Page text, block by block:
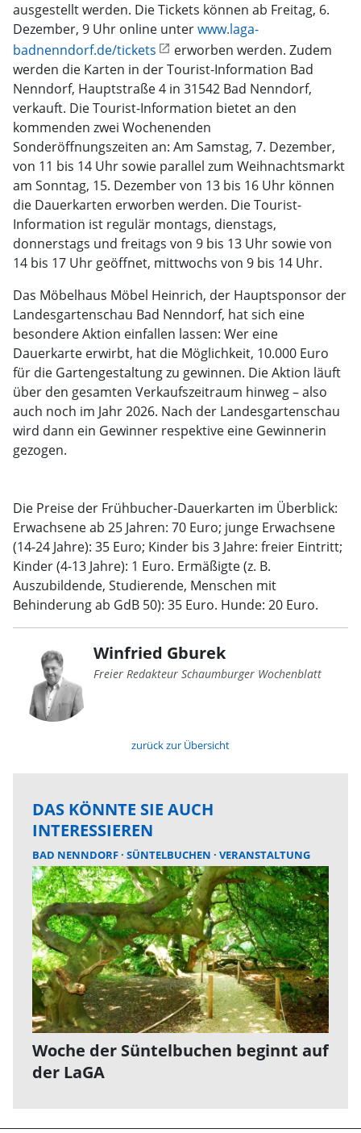
ausgestellt werden. Die Tickets können ab Freitag, 6.
Dezember, 9 Uhr online unterwww.laga-
badnenndorf.de/tickets
erworben werden. Zudem
werden die Karten in der Tourist-Information Bad
Nenndorf, Hauptstraße 4 in 31542 Bad Nenndorf,
verkauft. Die Tourist-Information bietet an den
kommenden zwei Wochenenden
Sonderöffnungszeiten an: Am Samstag, 7. Dezember,
von 11 bis 14 Uhr sowie parallel zum Weihnachtsmarkt
am Sonntag, 15. Dezember von 13 bis 16 Uhr können
die Dauerkarten erworben werden. Die Tourist-
Information ist regulär montags, dienstags,
donnerstags und freitags von 9 bis 13 Uhr sowie von
14 bis 17 Uhr geöffnet, mittwochs von 9 bis 14 Uhr.
Das Möbelhaus Möbel Heinrich, der Hauptsponsor der
Landesgartenschau Bad Nenndorf, hat sich eine
besondere Aktion einfallen lassen: Wer eine
Dauerkarte erwirbt, hat die Möglichkeit, 10.000 Euro
für die Gartengestaltung zu gewinnen. Die Aktion läuft
über den gesamten Verkaufszeitraum hinweg – also
auch noch im Jahr 2026. Nach der Landesgartenschau
wird dann ein Gewinner respektive eine Gewinnerin
gezogen.
Die Preise der Frühbucher-Dauerkarten im Überblick:
Erwachsene ab 25 Jahren: 70 Euro; junge Erwachsene
(14-24 Jahre): 35 Euro; Kinder bis 3 Jahre: freier Eintritt;
Kinder (4-13 Jahre): 1 Euro. Ermäßigte (z. B.
Auszubildende, Studierende, Menschen mit
Behinderung ab GdB 50): 35 Euro. Hunde: 20 Euro.
Winfried Gburek
Freier Redakteur Schaumburger Wochenblatt
zurück zur Übersicht
DAS KÖNNTE SIE AUCH
INTERESSIEREN
BAD NENNDORF SÜNTELBUCHEN VERANSTALTUNG
Woche der Süntelbuchen beginnt auf
der LaGA